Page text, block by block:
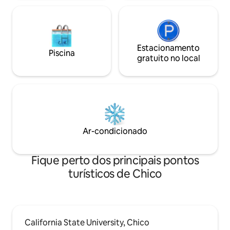
Piscina
Estacionamento
gratuito no local
Ar-condicionado
Fique perto dos principais pontos
turísticos de Chico
California State University, Chico